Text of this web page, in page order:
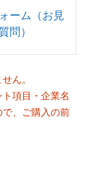
ーム（お見
問）
ん。
項目・企業名
、ご購入の前